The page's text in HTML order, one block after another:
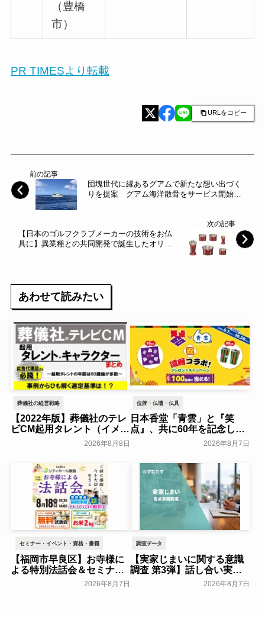
（豊橋
市）
PR TIMESより転載
URLをコピー
前の記事
団塊世代に縁あるグアムで新たな想い出づく
りを提案 グアム海洋散骨をサービス開始～
次の記事
【日本のゴルフクラブメーカーの技術をお仏
具に】異業種との共同開発で誕生したオリジ
あわせて読みたい
葬儀社の経営戦略
【2022年版】葬儀社のテレ
ビCM起用タレント（イメー
ジキャラクター）まとめ
2026年8月8日
位牌・仏壇・仏具
日本香堂「青雲」と『笑
点』、共に60年を記念した
初コラボ！オリジナルグッ
ズのプレゼントキャンペー
ンを実施～日本香堂～
一般公開
2026年8月7日
セミナー・イベント・資格・書籍
【福岡市早良区】お寺様に
よる特別法話会＆セミナー
特典「無料試食会」を8月
2026年8月7日
調査データ
【実家じまいに関する意識
調査 第3弾】話し合い実施
率は29.5％で前回から低
2026年8月7日